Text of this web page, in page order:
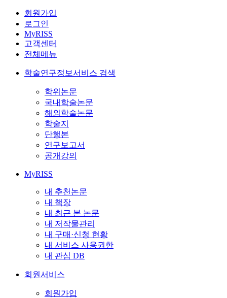
회원가입
로그인
MyRISS
고객센터
전체메뉴
학술연구정보서비스 검색
학위논문
국내학술논문
해외학술논문
학술지
단행본
연구보고서
공개강의
MyRISS
내 추천논문
내 책장
내 최근 본 논문
내 저작물관리
내 구매·신청 현황
내 서비스 사용권한
내 관심 DB
회원서비스
회원가입